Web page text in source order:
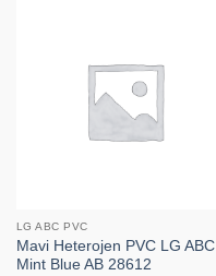
LG ABC PVC
Mavi Heterojen PVC LG ABC
Mint Blue AB 28612